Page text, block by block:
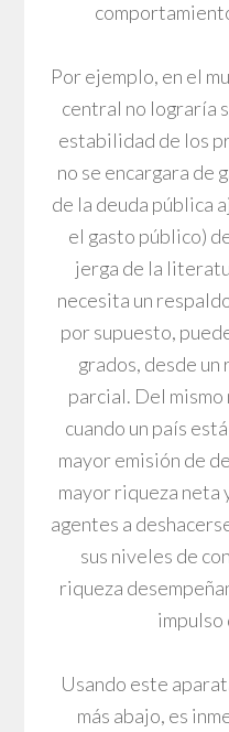
Por ejemplo, en el
central no lograría
estabilidad de los
no se encargara de
de la deuda pública
el gasto público)
jerga de la
necesita un
por supuesto,
grados, desde
parcial. Del
cuando un país
mayor emisión de
mayor riqueza neta
agentes a
sus niveles de
riqueza
impulso
Usando este
más abajo, es